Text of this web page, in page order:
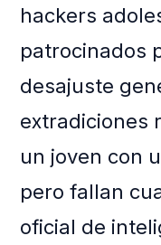
hackers
patrocinados
desajuste
extradiciones
un joven con
pero fallan
oficial de